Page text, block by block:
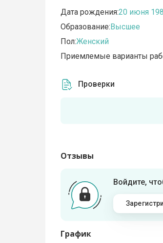
Дата рождения:20 июня
Образование:Высшее
Пол:Женский
Приемлемые варианты
Проверки
Отзывы
Войдите,
График